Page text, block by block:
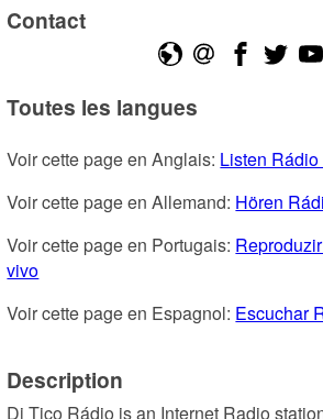
Contact
Toutes les langues
Voir cette page en Anglais: Listen
Voir cette page en Allemand: Hören
Voir cette page en Portugais:
vivo
Voir cette page en Espagnol: Escuchar
Description
Dj Tico Rádio is an Internet Radio